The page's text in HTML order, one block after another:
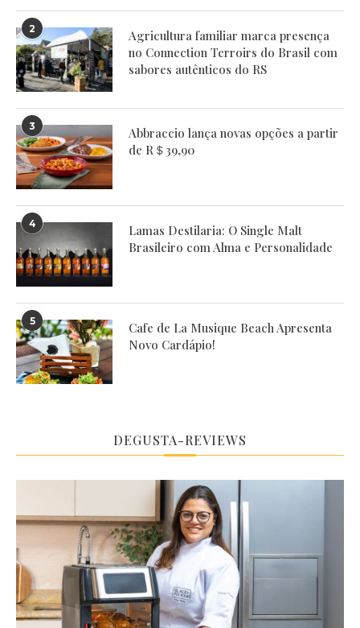
2
Agricultura familiar marca presença
no Connection Terroirs do Brasil com
sabores autênticos do RS
3
Abbraccio lança novas opções a partir
de R＄39,90
4
Lamas Destilaria: O Single Malt
Brasileiro com Alma e Personalidade
5
Cafe de La Musique Beach Apresenta
Novo Cardápio!
DEGUSTA-REVIEWS